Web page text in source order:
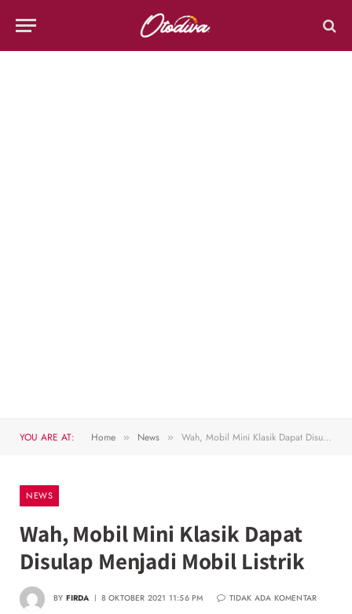
YOU ARE AT: Home » News » Wah, Mobil Mini Klasik Dapat Disulap Menjadi Mobil Listrik
NEWS
Wah, Mobil Mini Klasik Dapat
Disulap Menjadi Mobil Listrik
BY FIRDA 8 OKTOBER 2021 11:56 PM
TIDAK ADA KOMENTAR